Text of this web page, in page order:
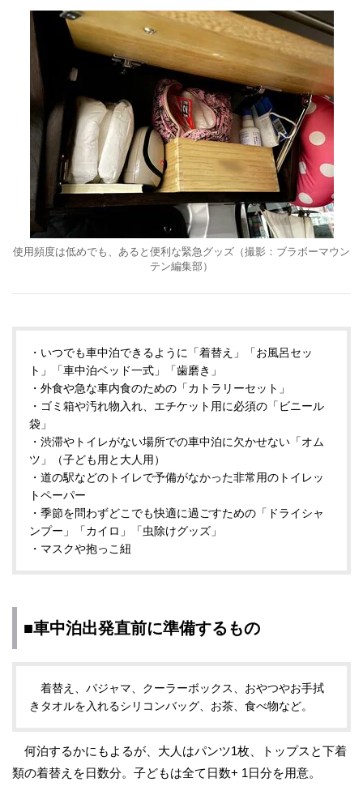
使用頻度は低めでも、あると便利な緊急グッズ（撮影：ブラボーマウン
テン編集部）
・いつでも車中泊できるように「着替え」「お風呂セッ
ト」「車中泊ベッド一式」「歯磨き」
・外食や急な車内食のための「カトラリーセット」
・ゴミ箱や汚れ物入れ、エチケット用に必須の「ビニール
袋」
・渋滞やトイレがない場所での車中泊に欠かせない「オム
ツ」（子ども用と大人用）
・道の駅などのトイレで予備がなかった非常用のトイレッ
トペーパー
・季節を問わずどこでも快適に過ごすための「ドライシャ
ンプー」「カイロ」「虫除けグッズ」
・マスクや抱っこ紐
■車中泊出発直前に準備するもの
着替え、パジャマ、クーラーボックス、おやつやお手拭
きタオルを入れるシリコンバッグ、お茶、食べ物など。
何泊するかにもよるが、大人はパンツ1枚、トップスと下着
類の着替えを日数分。子どもは全て日数+ 1日分を用意。